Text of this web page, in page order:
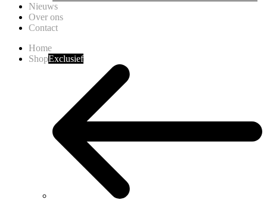
Nieuws
Over ons
Contact
Home
ShopExclusief